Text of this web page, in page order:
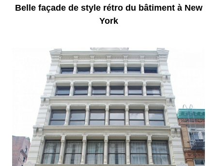
Belle façade de style rétro du bâtiment à New
York